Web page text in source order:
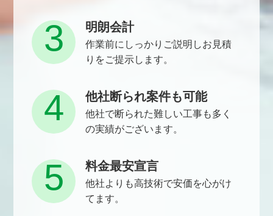
明朗会計
作業前にしっかりご説明しお見積
りをご提示します。
3
他社断られ案件も可能
他社で断られた難しい工事も多く
の実績がございます。
4
料金最安宣言
他社よりも高技術で安価を心がけ
てます。
5